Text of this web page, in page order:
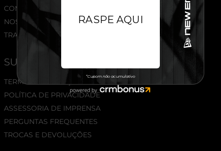
COMPRE NO ATACADO
NOSSAS LOJAS
TRABALHE CONOSCO
SUPORTE
TERMOS E CONDIÇÕES
POLÍTICA DE PRIVACIDADE
ASSESSORIA DE IMPRENSA
PERGUNTAS FREQUENTES
TROCAS E DEVOLUÇÕES